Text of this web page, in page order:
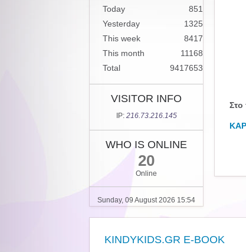
Στο
Today
851
Yesterday
1325
This week
8417
This month
11168
Total
9417653
VISITOR INFO
IP: 216.73.216.145
WHO IS ONLINE
20
Online
Sunday, 09 August 2026 15:54
KINDYKIDS.GR E-BOOK